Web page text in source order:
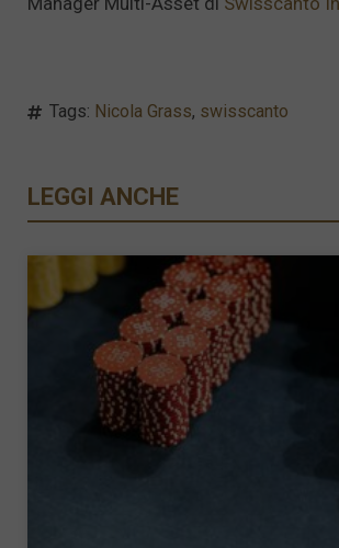
Tags: Nicola Grass, swisscanto
LEGGI ANCHE